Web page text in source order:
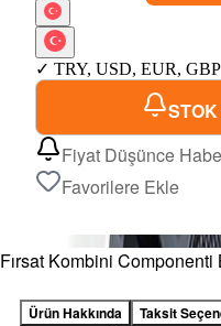
✓ TRY, USD, EUR, GBP
Fiyat Düşünce
Favorilere Ekle
Fırsat Kombini
Ürün Hakkında Taksit